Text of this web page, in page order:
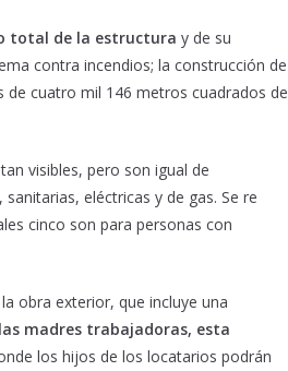
total de la estructura y de su
contra incendios; la construcción de
de cuatro mil 146 metros cuadrados de
visibles, pero son igual de
eléctricas y de gas. Se re
cinco son para personas con
obra exterior, que incluye una
madres trabajadoras, esta
los hijos de los locatarios podrán